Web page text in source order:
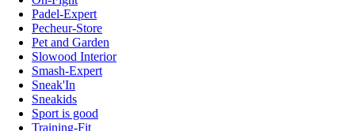
Padel-Expert
Pecheur-Store
Pet and Garden
Slowood Interior
Smash-Expert
Sneak'In
Sneakids
Sport is good
Training-Fit